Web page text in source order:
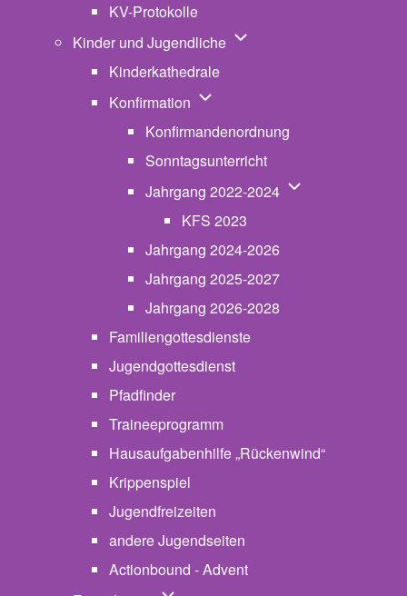
KV-Protokolle
Kinder und Jugendliche Unternavigation von
Kinderkathedrale
Konfirmation Unternavigation von
Konfirmandenordnung
Sonntagsunterricht
Jahrgang 2022-2024 Unternavigation
KFS 2023
Jahrgang 2024-2026
Jahrgang 2025-2027
Jahrgang 2026-2028
Familiengottesdienste
Jugendgottesdienst
Pfadfinder
Traineeprogramm
Hausaufgabenhilfe „Rückenwind“
Krippenspiel
Jugendfreizeiten
andere Jugendseiten
Actionbound - Advent